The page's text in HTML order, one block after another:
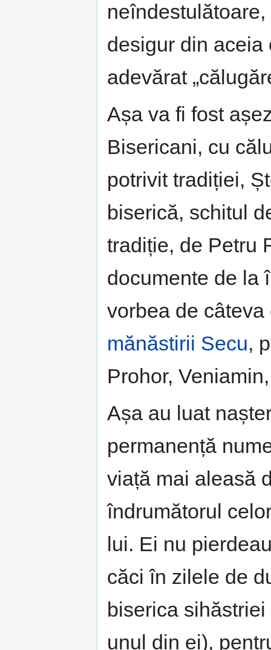
desigur din aceia
adevărat
Așa va fi fost
Bisericani, cu
potrivit tradiției,
biserică, schitul
tradiție, de Petru
documente de la
vorbea de
mănăstirii Secu,
Prohor,
Așa au luat
permanență
viață mai aleasă
îndrumătorul
lui. Ei nu
căci în zilele de
biserica
unul din ei),